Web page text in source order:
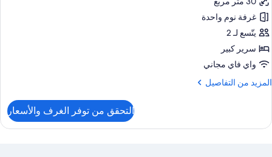
(Wood
Nest
1st
ALL
GUESTS
REGISTER
Cabin,
Queen
Bed,
Kitchenette,
Beach
View
ALL
غرفة نوم واحدة
يتّسع لـ 2
سرير كبير
واي فاي مجاني
المزيد من التفاصيل
المزيد
Deluxe
التحقق من توفر الغرف والأسعار